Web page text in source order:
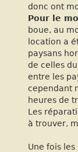
donc ont
Pour le
boue, au
location a
paysans
de celles
entre les
cependant
heures de
Les
à trouver,
Une fois